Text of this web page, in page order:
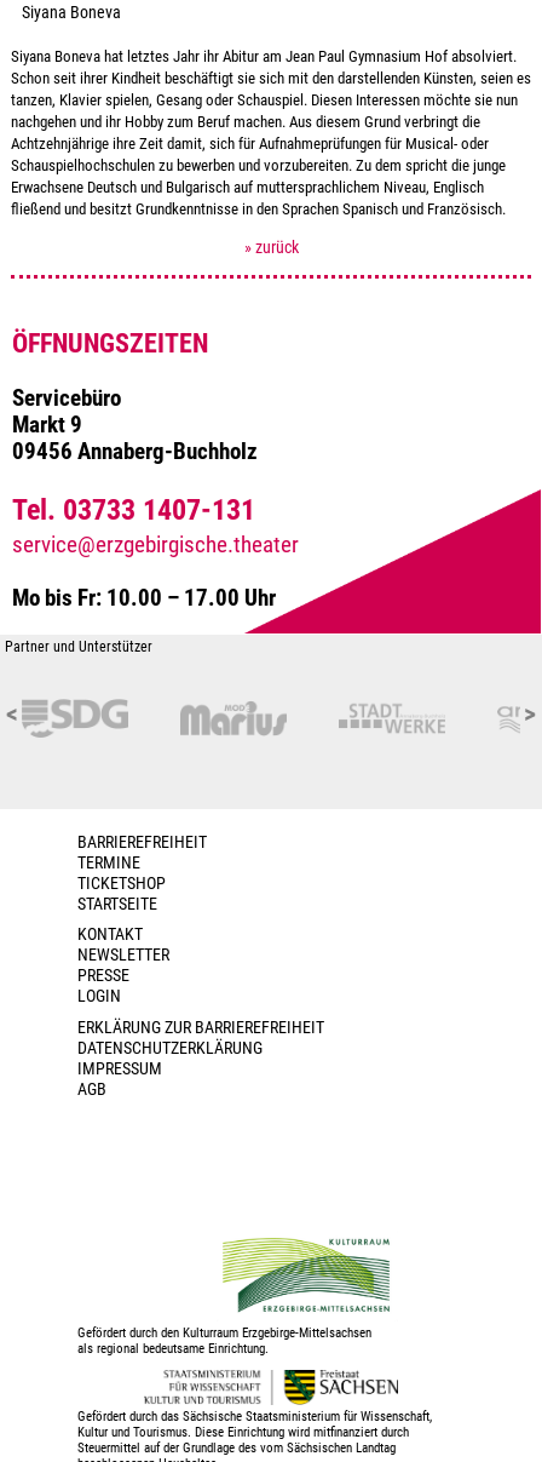
Siyana Boneva
Siyana Boneva hat letztes Jahr ihr Abitur am Jean Paul Gymnasium Hof absolviert.
Schon seit ihrer Kindheit beschäftigt sie sich mit den darstellenden Künsten, seien es
tanzen, Klavier spielen, Gesang oder Schauspiel. Diesen Interessen möchte sie nun
nachgehen und ihr Hobby zum Beruf machen. Aus diesem Grund verbringt die
Achtzehnjährige ihre Zeit damit, sich für Aufnahmeprüfungen für Musical- oder
Schauspielhochschulen zu bewerben und vorzubereiten. Zu dem spricht die junge
Erwachsene Deutsch und Bulgarisch auf muttersprachlichem Niveau, Englisch
fließend und besitzt Grundkenntnisse in den Sprachen Spanisch und Französisch.
» zurück
ÖFFNUNGSZEITEN
Servicebüro
Markt 9
09456 Annaberg-Buchholz
Tel. 03733 1407-131
service@erzgebirgische.theater
Mo bis Fr: 10.00 – 17.00 Uhr
Partner und Unterstützer
< >
BARRIEREFREIHEIT
TERMINE
TICKETSHOP
STARTSEITE
KONTAKT
NEWSLETTER
PRESSE
LOGIN
ERKLÄRUNG ZUR BARRIEREFREIHEIT
DATENSCHUTZERKLÄRUNG
IMPRESSUM
AGB
Gefördert durch den Kulturraum Erzgebirge-Mittelsachsen
als regional bedeutsame Einrichtung.
Gefördert durch das Sächsische Staatsministerium für Wissenschaft,
Kultur und Tourismus. Diese Einrichtung wird mitfinanziert durch
Steuermittel auf der Grundlage des vom Sächsischen Landtag